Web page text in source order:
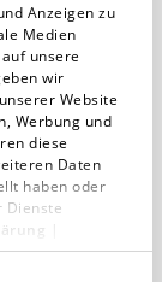
Anzeigen zu
Medien
unsere
wir
Website
Werbung und
diese
Daten
haben oder
Dienste